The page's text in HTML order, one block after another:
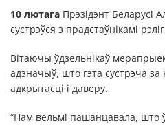
10 лютага Прэзідэнт Беларусі
сустрэўся з прадстаўнікамі
Вітаючы ўдзельнікаў
адзначыў, што гэта сустрэча
адкрытасці і даверу.
“Нам вельмі пашанцавала, што